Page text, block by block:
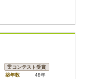
コンテスト受賞
築年数
48年